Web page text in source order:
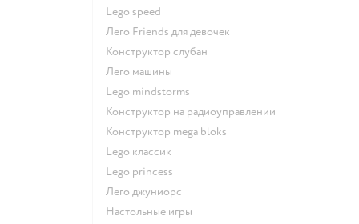
Lego speed
Лего Friends для девочек
Конструктор слубан
Лего машины
Lego mindstorms
Конструктор на радиоуправлении
Конструктор mega bloks
Lego классик
Lego princess
Лего джуниорс
Настольные игры